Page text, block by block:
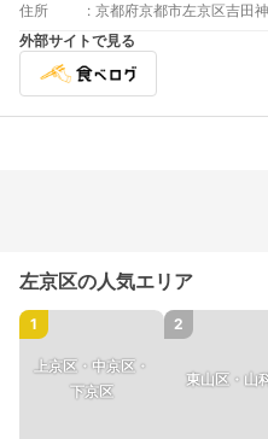
住所 : 京都府京都市左京区吉田
外部サイトで見る
左京区の人気エリア
1
上京区・中京区・
下京区
2
東山区・山